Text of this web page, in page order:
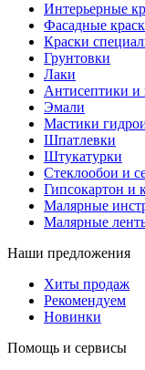
Интерьерные
Фасадные
Краски
Грунтовки
Лаки
Антисептики и
Эмали
Мастики
Шпатлевки
Штукатурки
Стеклообои и
Гипсокартон и
Малярные
Малярные
Наши предложения
Хиты продаж
Рекомендуем
Новинки
Помощь и сервисы